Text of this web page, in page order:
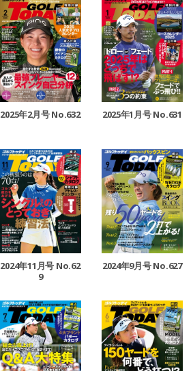
2025年2月号 No.632 2025年1月号 No.631
2024年11月号 No.62
9
2024年9月号 No.627